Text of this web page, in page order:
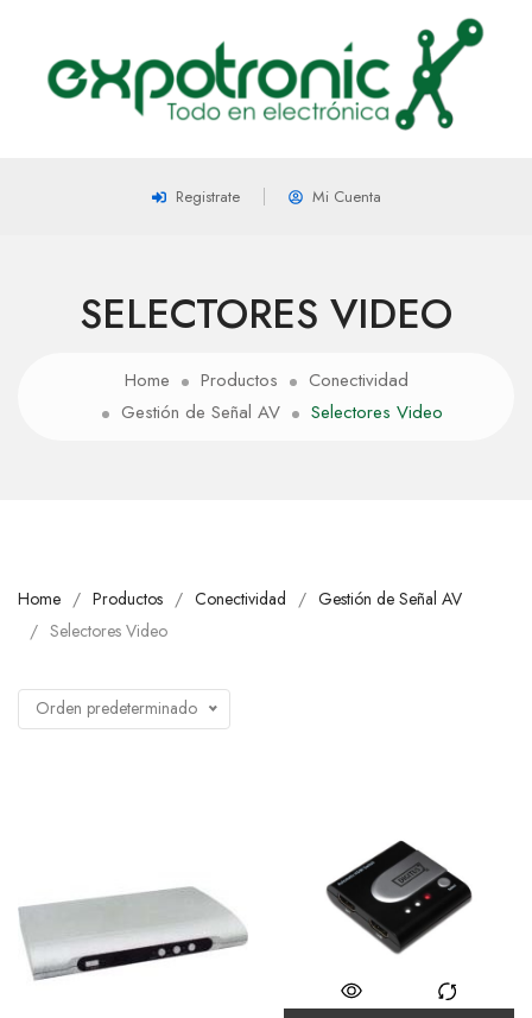
Registrate Mi Cuenta
SELECTORES VIDEO
Home Productos
Conectividad
Gestión de Señal AV
Selectores Video
Home Productos Conectividad
Gestión de Señal AV
Selectores Video
Orden predeterminado